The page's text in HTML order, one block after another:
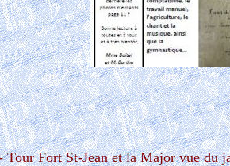
Fort St-Jean et la Major vue du